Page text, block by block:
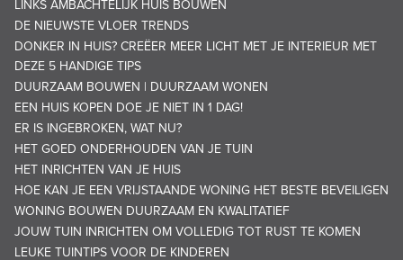
LINKS AMBACHTELIJK HUIS BOUWEN
DE NIEUWSTE VLOER TRENDS
DONKER IN HUIS? CREËER MEER LICHT MET JE INTERIEUR MET
DEZE 5 HANDIGE TIPS
DUURZAAM BOUWEN | DUURZAAM WONEN
EEN HUIS KOPEN DOE JE NIET IN 1 DAG!
ER IS INGEBROKEN, WAT NU?
HET GOED ONDERHOUDEN VAN JE TUIN
HET INRICHTEN VAN JE HUIS
HOE KAN JE EEN VRIJSTAANDE WONING HET BESTE BEVEILIGEN
WONING BOUWEN DUURZAAM EN KWALITATIEF
JOUW TUIN INRICHTEN OM VOLLEDIG TOT RUST TE KOMEN
LEUKE TUINTIPS VOOR DE KINDEREN